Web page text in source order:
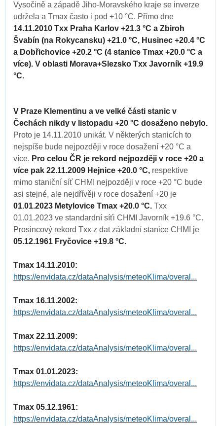
Vysočině a západě Jiho-Moravského kraje se inverze
udržela a Tmax často i pod +10 °C. Přímo dne
14.11.2010 Txx Praha Karlov +21.3 °C a Zbiroh
Švabín (na Rokycansku) +21.0 °C, Husinec +20.4 °C
a Dobřichovice +20.2 °C (4 stanice Tmax +20.0 °C a
více). V oblasti Morava+Slezsko Txx Javorník +19.9
°C.
V Praze Klementinu a ve velké části stanic v
Čechách nikdy v listopadu +20 °C dosaženo nebylo.
Proto je 14.11.2010 unikát. V některých stanicích to
nejspíše bude nejpozději v roce dosažení +20 °C a
více. Pro celou ČR je rekord nejpozději v roce +20 a
více pak 22.11.2009 Hejnice +20.0 °C, respektive
mimo staniční síť CHMI nejpozději v roce +20 °C bude
asi stejné, ale nejdřívěji v roce dosažení +20 je
01.01.2023 Metylovice Tmax +20.0 °C. Txx
01.01.2023 ve standardní síťi CHMI Javorník +19.6 °C.
Prosincový rekord Txx z dat základní stanice CHMI je
05.12.1961 Fryčovice +19.8 °C.
Tmax 14.11.2010:
https://envidata.cz/dataAnalysis/meteoKlima/overal...
Tmax 16.11.2002:
https://envidata.cz/dataAnalysis/meteoKlima/overal...
Tmax 22.11.2009:
https://envidata.cz/dataAnalysis/meteoKlima/overal...
Tmax 01.01.2023:
https://envidata.cz/dataAnalysis/meteoKlima/overal...
Tmax 05.12.1961:
https://envidata.cz/dataAnalysis/meteoKlima/overal...